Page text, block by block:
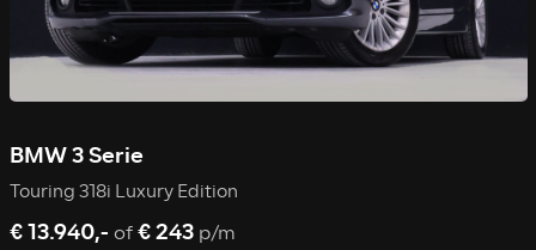
BMW 3 Serie
Touring 318i Luxury Edition
€ 13.940,- of€ 243 p/m